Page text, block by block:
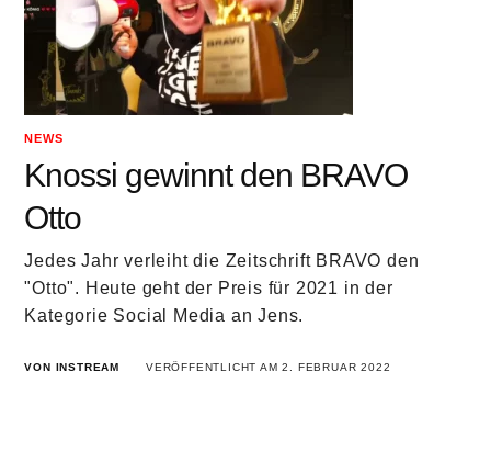
NEWS
Knossi gewinnt den BRAVO
Otto
Jedes Jahr verleiht die Zeitschrift BRAVO den
"Otto". Heute geht der Preis für 2021 in der
Kategorie Social Media an Jens.
VON INSTREAM VERÖFFENTLICHT AM 2. FEBRUAR 2022